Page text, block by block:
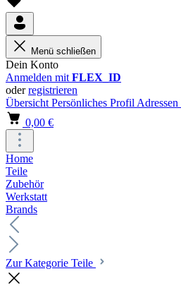
Menü schließen
Dein Konto
Anmelden mit FLEX_ID
oderregistrieren
Übersicht Persönliches Profil Adressen
0,00 €
Home
Teile
Zubehör
Werkstatt
Brands
Zur Kategorie Teile